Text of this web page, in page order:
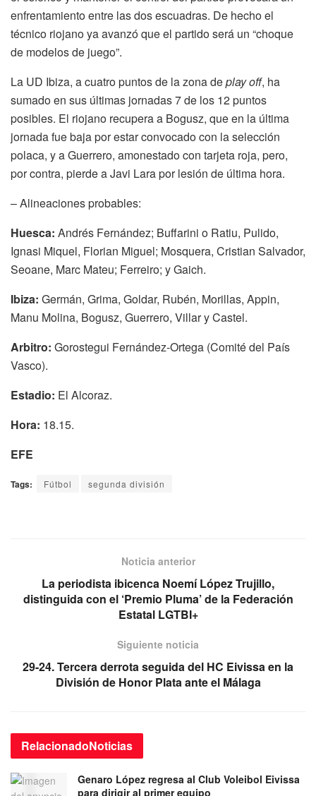
enfrentamiento entre las dos escuadras. De hecho el
técnico riojano ya avanzó que el partido será un “choque
de modelos de juego”.
La UD Ibiza, a cuatro puntos de la zona deplay off, ha
sumado en sus últimas jornadas 7 de los 12 puntos
posibles. El riojano recupera a Bogusz, que en la última
jornada fue baja por estar convocado con la selección
polaca, y a Guerrero, amonestado con tarjeta roja, pero,
por contra, pierde a Javi Lara por lesión de última hora.
– Alineaciones probables:
Huesca: Andrés Fernández; Buffarini o Ratiu, Pulido,
Ignasi Miquel, Florian Miguel; Mosquera, Cristian Salvador,
Seoane, Marc Mateu; Ferreiro; y Gaich.
Ibiza: Germán, Grima, Goldar, Rubén, Morillas, Appin,
Manu Molina, Bogusz, Guerrero, Villar y Castel.
Arbitro: Gorostegui Fernández-Ortega (Comité del País
Vasco).
Estadio: El Alcoraz.
Hora: 18.15.
EFE
Tags: Fútbol segunda división
Noticia anterior
La periodista ibicenca Noemí López Trujillo,
distinguida con el ‘Premio Pluma’ de la Federación
Estatal LGTBI+
Siguiente noticia
29-24. Tercera derrota seguida del HC Eivissa en la
División de Honor Plata ante el Málaga
RelacionadoNoticias
Genaro López regresa al Club Voleibol Eivissa
para dirigir al primer equipo